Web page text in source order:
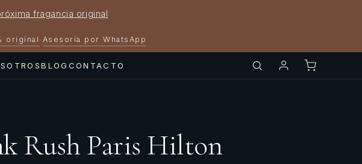
fragancia original
original· Asesoría por WhatsApp
BLOG CONTACTO
Rush Paris Hilton